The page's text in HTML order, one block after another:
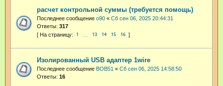
расчет контрольной суммы (требуется помощь)
Последнее сообщение o90 « Сб сен 06, 2025 20:44:31
Ответы: 317
1 13 14 15 16
Изолированный USB адаптер 1wire
Последнее сообщение BOB51 « Сб сен 06, 2025 14:58:50
Ответы: 16